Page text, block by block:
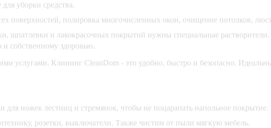
уборки средства.
поверхностей, полировка многочисленных окон, очищение потолков,
шпатлевки и лакокрасочных покрытий нужны специальные
и собственному здоровью.
услугами. Клининг CleanDom - это удобно, быстро и безопасно.
для ножек лестниц и стремянок, чтобы не поцарапать напольное покрытие.
розетки, выключатели. Также чистим от пыли мягкую мебель.